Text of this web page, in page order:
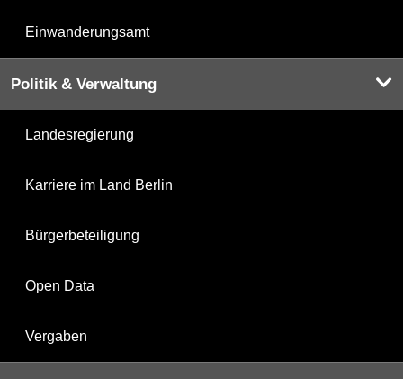
Einwanderungsamt
Politik & Verwaltung
Landesregierung
Karriere im Land Berlin
Bürgerbeteiligung
Open Data
Vergaben